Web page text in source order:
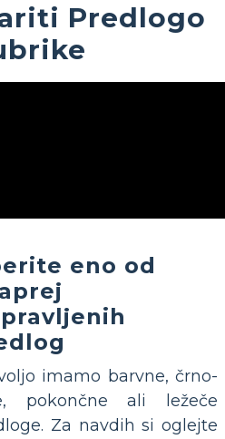
Predlogo
eno od
imamo barvne, črno-
pokončne ali ležeče
Za navdih si oglejte